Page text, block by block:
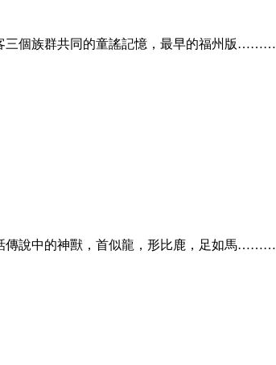
三個族群共同的童謠記憶，最早的福州版………
傳說中的神獸，首似龍，形比鹿，足如馬………